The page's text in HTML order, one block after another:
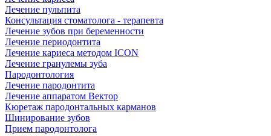
Лечение пульпита
Консультация стоматолога - терапевта
Лечение зубов при беременности
Лечение периодонтита
Лечение кариеса методом ICON
Лечение гранулемы зуба
Пародонтология
Лечение пародонтита
Лечение аппаратом Вектор
Кюретаж пародонтальных карманов
Шинирование зубов
Прием пародонтолога